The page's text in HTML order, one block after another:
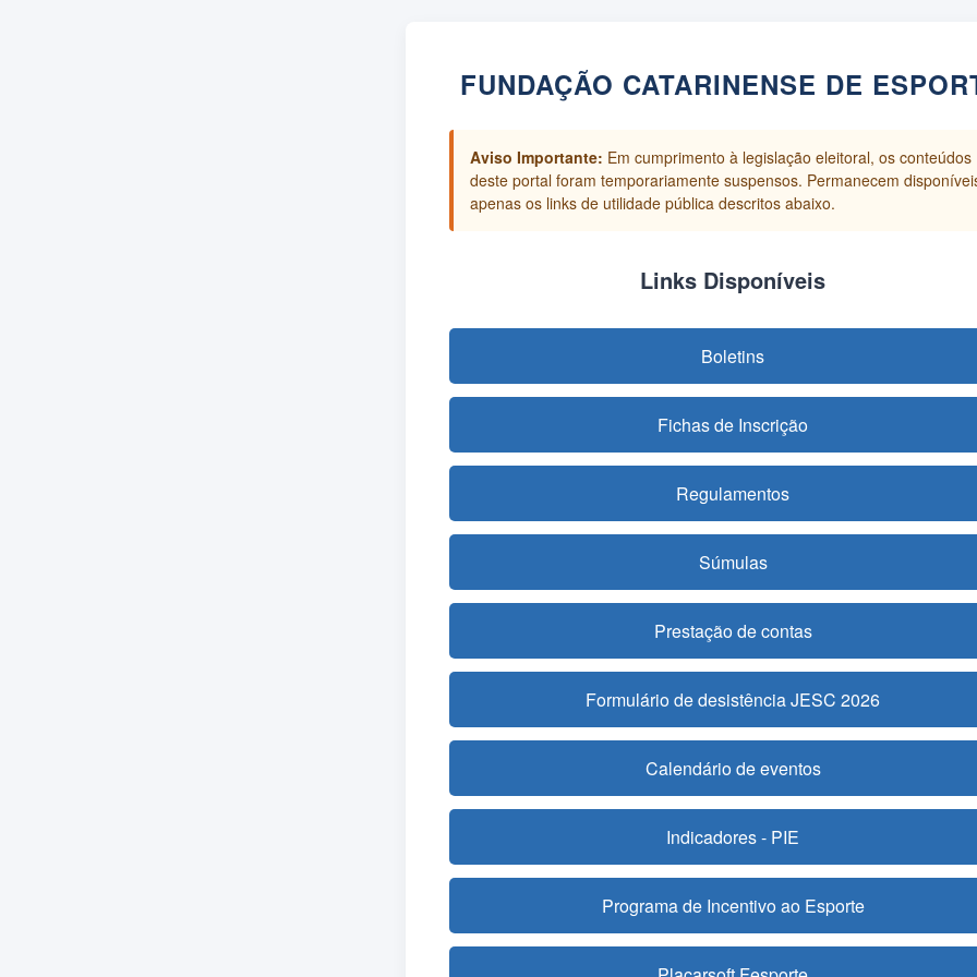
FUNDAÇÃO CATARINENSE DE
Aviso Importante: Em cumprimento à legislação eleitoral, os conteúdos
deste portal foram temporariamente suspensos. Permanecem
apenas os links de utilidade pública descritos abaixo.
Links Disponíveis
Boletins
Fichas de Inscrição
Regulamentos
Súmulas
Prestação de contas
Formulário de desistência JESC 2026
Calendário de eventos
Indicadores - PIE
Programa de Incentivo ao Esporte